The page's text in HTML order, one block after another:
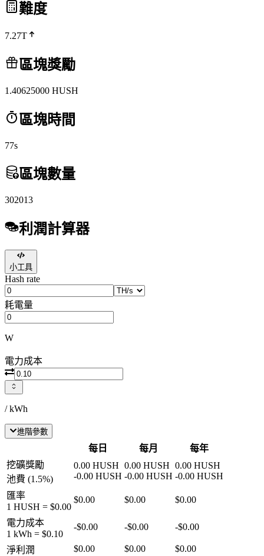
難度
7.27T
區塊獎勵
1.40625000 HUSH
區塊時間
77s
區塊數量
302013
利潤計算器
小工具
Hash rate
耗電量
W
電力成本
/ kWh
進階參數
每日 每月
每年
挖礦獎勵
池費 (1.5%)
0.00 HUSH
-0.00 HUSH
0.00 HUSH
-0.00 HUSH
0.00 HUSH
-0.00 HUSH
匯率
1 HUSH = $0.00
$0.00 $0.00 $0.00
電力成本
1 kWh = $0.10
-$0.00 -$0.00 -$0.00
淨利潤 $0.00 $0.00 $0.00